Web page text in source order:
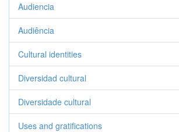
Audiencia
Audiência
Cultural identities
Diversidad cultural
Diversidade cultural
Uses and gratifications